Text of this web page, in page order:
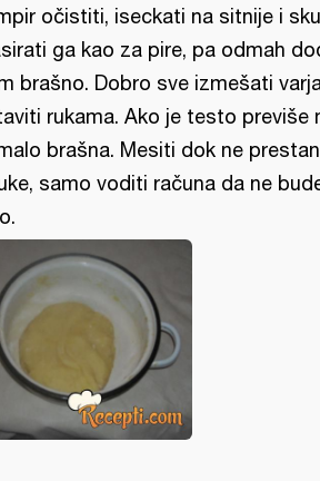
očistiti, iseckati na sitnije i
ga kao za pire, pa odmah
brašno. Dobro sve izmešati
rukama. Ako je testo previše
brašna. Mesiti dok ne
samo voditi računa da ne